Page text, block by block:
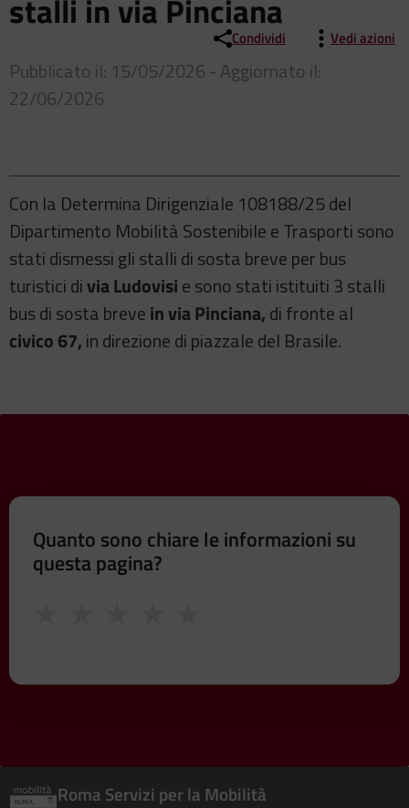
stalli in via Pinciana
Condividi Vedi azioni
Pubblicato il: 15/05/2026 - Aggiornato il:
22/06/2026
Con la Determina Dirigenziale 108188/25 del
Dipartimento Mobilità Sostenibile e Trasporti sono
stati dismessi gli stalli di sosta breve per bus
turistici divia Ludovisie sono stati istituiti 3 stalli
bus di sosta brevein via Pinciana,di fronte al
civico 67,in direzione di piazzale del Brasile.
Quanto sono chiare le informazioni su
questa pagina?
Roma Servizi per la Mobilità